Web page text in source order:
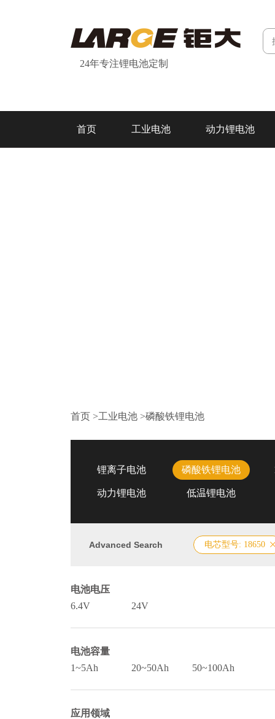
24年专注锂电池定制
首页 工业电池 动力锂电池
首页 >工业电池 >磷酸铁锂电池
锂离子电池 磷酸铁锂电池
动力锂电池 低温锂电池
Advanced Search 电芯型号: 18650
电池电压
6.4V
24V
电池容量
1~5Ah
20~50Ah 50~100Ah
应用领域